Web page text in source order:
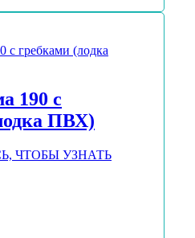
190 с
ПВХ)
ЧТОБЫ УЗНАТЬ